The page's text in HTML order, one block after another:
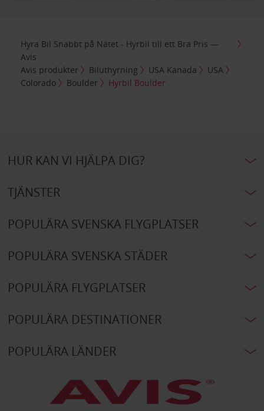
Hyra Bil Snabbt på Nätet - Hyrbil till ett Bra Pris —
Avis
Avis produkter
Biluthyrning USA Kanada
USA
Colorado
Boulder Hyrbil Boulder
HUR KAN VI HJÄLPA DIG?
TJÄNSTER
POPULÄRA SVENSKA FLYGPLATSER
POPULÄRA SVENSKA STÄDER
POPULÄRA FLYGPLATSER
POPULÄRA DESTINATIONER
POPULÄRA LÄNDER